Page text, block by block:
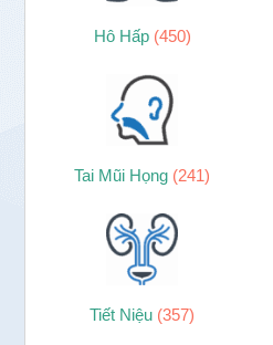
Hô Hấp (450)
Tai Mũi Họng (241)
Tiết Niệu (357)